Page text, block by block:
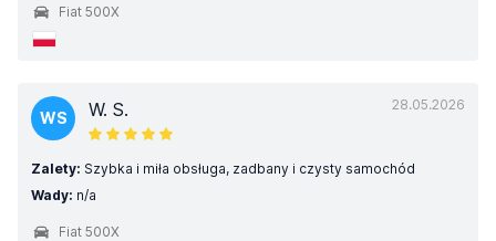
Fiat 500X
28.05.2026
WS W. S.
Zalety: Szybka i miła obsługa, zadbany i czysty samochód
Wady: n/a
Fiat 500X